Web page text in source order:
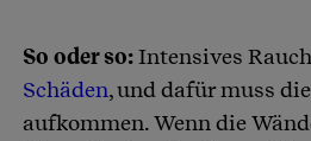
So oder so:Intensives
Schäden, und dafür muss
aufkommen. Wenn die